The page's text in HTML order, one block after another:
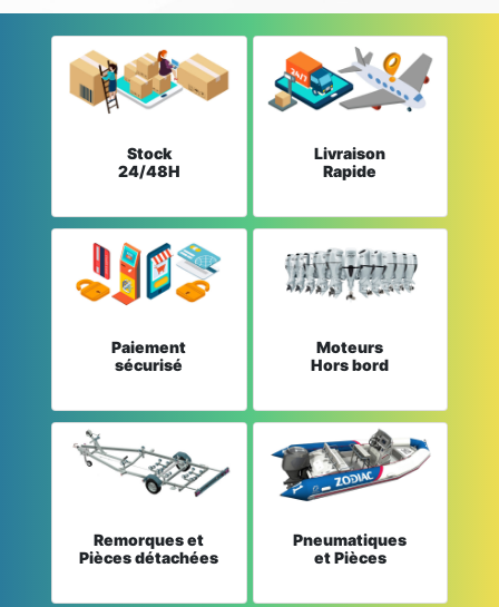
Stock
24/48H
Livraison
Rapide
Paiement
sécurisé
Moteurs
Hors bord
Remorques et
Pièces détachées
Pneumatiques
et Pièces